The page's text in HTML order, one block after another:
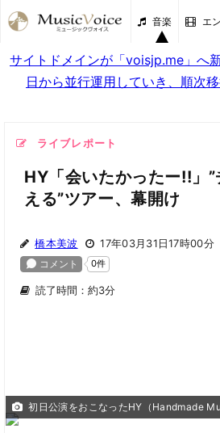
音楽 エ
サイトドメインが「voisjp.me」へ
日から並行運用していき、順次移
ライブレポート
HY「会いたかったー!!」”
える”ツアー、幕開け
橋本美波 17年03月31日17時00分
読了時間：約3分
初日公演をおこなったHY（Handmade